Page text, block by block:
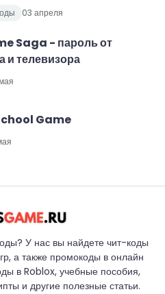
03 апреля
Saga - пароль от
и телевизора
Game
У нас вы найдете чит-коды
а также промокоды в онлайн
в Roblox, учебные пособия,
и другие полезные статьи.